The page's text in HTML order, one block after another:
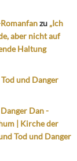
zu „Ich
aber nicht auf
Haltung
und Danger
Dan -
| Kirche der
Tod und Danger